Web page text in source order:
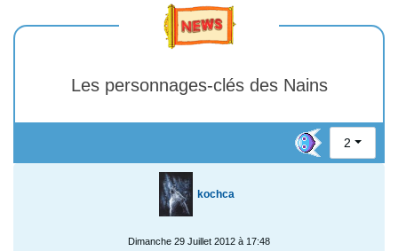
Les personnages-clés des Nains
2
kochca
Dimanche 29 Juillet 2012 à 17:48